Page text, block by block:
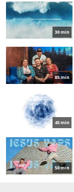
30 min
85 min
45 min
50 min